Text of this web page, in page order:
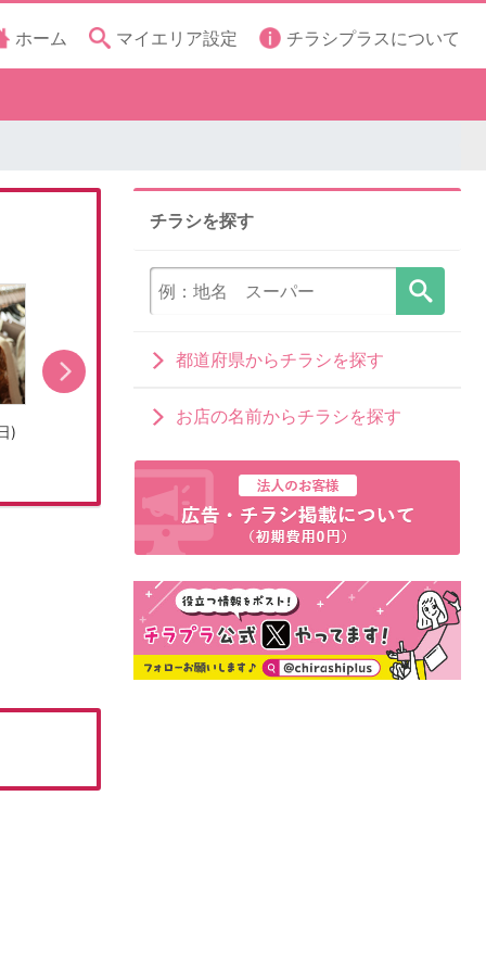
ホーム マイエリア設定 チラシプラスについて
) 売出し期間:7/31(金)〜8/16(日)
チラシを探す
都道府県からチラシを探す
お店の名前からチラシを探す